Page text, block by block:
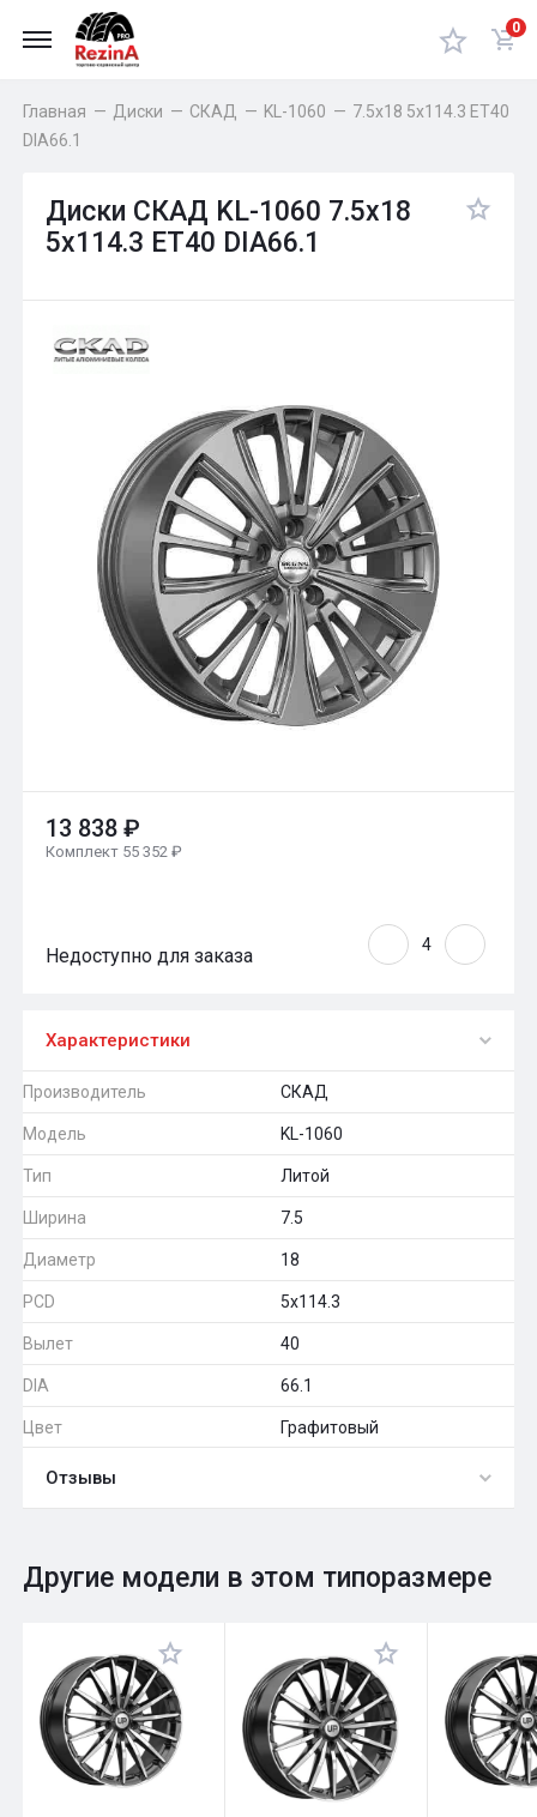
0
Главная — Диски — СКАД — KL-1060 — 7.5x18 5x114.3 ET40
DIA66.1
Диски СКАД KL-1060 7.5x18
5x114.3 ET40 DIA66.1
13 838 ₽
Комплект 55 352 ₽
Недоступно для заказа
Характеристики
Производитель СКАД
Модель KL-1060
Тип Литой
Ширина 7.5
Диаметр 18
PCD 5x114.3
Вылет 40
DIA 66.1
Цвет Графитовый
Отзывы
Оставить отзыв
Общий рейтинг 0
Другие модели в этом типоразмере